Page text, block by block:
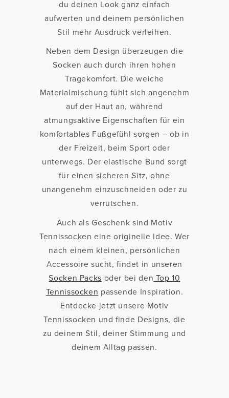
du deinen Look ganz einfach
aufwerten und deinem persönlichen
Stil mehr Ausdruck verleihen.
Neben dem Design überzeugen die
Socken auch durch ihren hohen
Tragekomfort. Die weiche
Materialmischung fühlt sich angenehm
auf der Haut an, während
atmungsaktive Eigenschaften für ein
komfortables Fußgefühl sorgen – ob in
der Freizeit, beim Sport oder
unterwegs. Der elastische Bund sorgt
für einen sicheren Sitz, ohne
unangenehm einzuschneiden oder zu
verrutschen.
Auch als Geschenk sind Motiv
Tennissocken eine originelle Idee. Wer
nach einem kleinen, persönlichen
Accessoire sucht, findet in unseren
Socken Packs oder bei den Top 10
Tennissocken passende Inspiration.
Entdecke jetzt unsere Motiv
Tennissocken und finde Designs, die
zu deinem Stil, deiner Stimmung und
deinem Alltag passen.